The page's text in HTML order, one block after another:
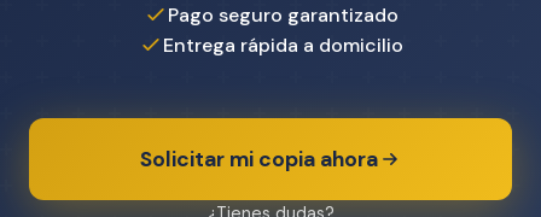
Pago seguro garantizado
Entrega rápida a domicilio
Solicitar mi copia ahora